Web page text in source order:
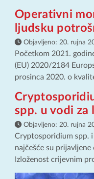
Operativni
ljudsku
Objavljeno: 20. rujna
Početkom 2021.
(EU) 2020/2184
prosinca 2020. o
spp. u vodi za
Objavljeno: 20. rujna
Cryptosporidium spp.
najčešće su
Izloženost crijevnim